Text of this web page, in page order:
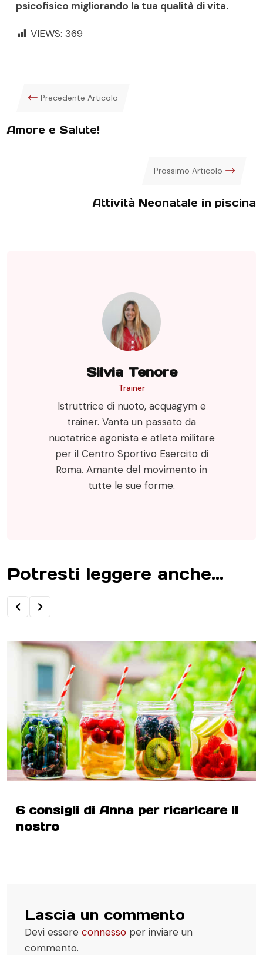
psicofisico migliorando la tua qualità di vita.
VIEWS: 369
Precedente Articolo
Amore e Salute!
Prossimo Articolo
Attività Neonatale in piscina
Silvia Tenore
Trainer
Istruttrice di nuoto, acquagym e
trainer. Vanta un passato da
nuotatrice agonista e atleta militare
per il Centro Sportivo Esercito di
Roma. Amante del movimento in
tutte le sue forme.
Potresti leggere anche...
6 consigli di Anna per ricaricare il
nostro
Lascia un commento
Devi essere connesso per inviare un
commento.